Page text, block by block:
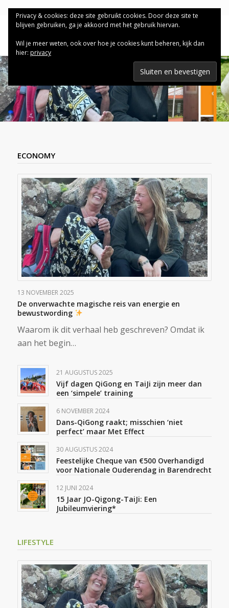
ECONOMY
13 NOVEMBER 2025
De onverwachte magische reis van energie en
bewustwording
Waarom ik dit verhaal heb geschreven? Omdat ik
aan het begin…
21 AUGUSTUS 2025
Vijf dagen QiGong en TaiJi zijn meer dan
een ‘simpele’ training
6 NOVEMBER 2024
Dans-QiGong raakt; misschien ‘niet
perfect’ maar Met Effect
30 AUGUSTUS 2024
Feestelijke Cheque van €500 Overhandigd
voor Nationale Ouderendag in Barendrecht
12 JUNI 2024
15 Jaar JO-Qigong-TaiJi: Een
Jubileumviering*
LIFESTYLE
Privacy & cookies: deze site gebruikt cookies. Door deze site te
blijven gebruiken, ga je akkoord met het gebruik hiervan.
Wil je meer weten, ook over hoe je cookies kunt beheren, kijk dan
hier: privacy